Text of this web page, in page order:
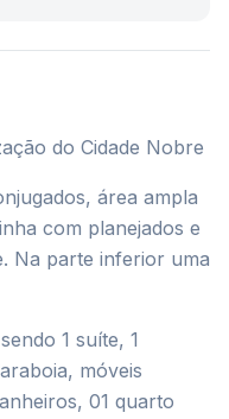
do Cidade Nobre
área ampla
com planejados e
Na parte inferior uma
1 suíte, 1
móveis
01 quarto